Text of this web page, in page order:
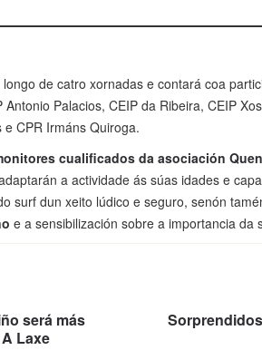
de catro xornadas e contará coa
Palacios, CEIP da Ribeira, CEIP
CPR Irmáns Quiroga.
cualificados da asociación
a actividade ás súas idades e
surf dun xeito lúdico e seguro, senón
e a sensibilización sobre a importancia da
será más
Laxe